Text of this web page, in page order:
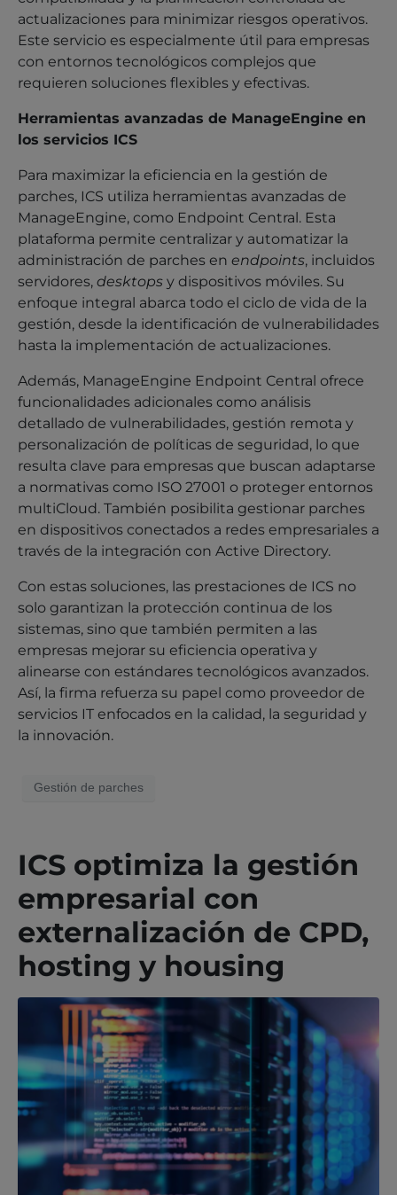
actualizaciones para minimizar riesgos operativos.
Este servicio es especialmente útil para empresas
con entornos tecnológicos complejos que
requieren soluciones flexibles y efectivas.
Herramientas avanzadas de ManageEngine en
los servicios ICS
Para maximizar la eficiencia en la gestión de
parches, ICS utiliza herramientas avanzadas de
ManageEngine, como Endpoint Central. Esta
plataforma permite centralizar y automatizar la
administración de parches en endpoints, incluidos
servidores, desktops y dispositivos móviles. Su
enfoque integral abarca todo el ciclo de vida de la
gestión, desde la identificación de vulnerabilidades
hasta la implementación de actualizaciones.
Además, ManageEngine Endpoint Central ofrece
funcionalidades adicionales como análisis
detallado de vulnerabilidades, gestión remota y
personalización de políticas de seguridad, lo que
resulta clave para empresas que buscan adaptarse
a normativas como ISO 27001 o proteger entornos
multiCloud. También posibilita gestionar parches
en dispositivos conectados a redes empresariales a
través de la integración con Active Directory.
Con estas soluciones, las prestaciones de ICS no
solo garantizan la protección continua de los
sistemas, sino que también permiten a las
empresas mejorar su eficiencia operativa y
alinearse con estándares tecnológicos avanzados.
Así, la firma refuerza su papel como proveedor de
servicios IT enfocados en la calidad, la seguridad y
la innovación.
Gestión de parches
ICS optimiza la gestión
empresarial con
externalización de CPD,
hosting y housing